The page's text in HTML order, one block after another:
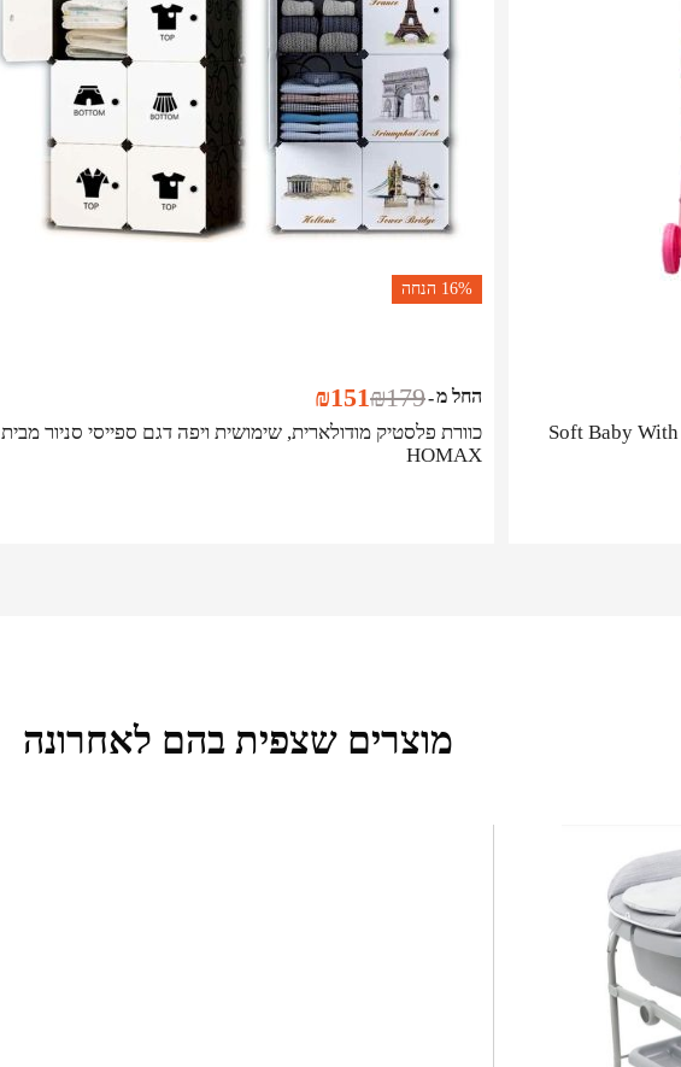
16% הנחה
כוורת פלסטיק מודולארית, שימושית ויפה דגם ספייסי סניור מבית
HOMAX
החל מ-
₪179
₪151
מוצרים שצפית בהם לאחרונה